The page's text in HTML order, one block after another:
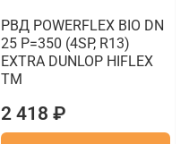
РВД POWERFLEX BIO DN
25 P=350 (4SP, R13)
EXTRA DUNLOP HIFLEX
TM
2 418 ₽